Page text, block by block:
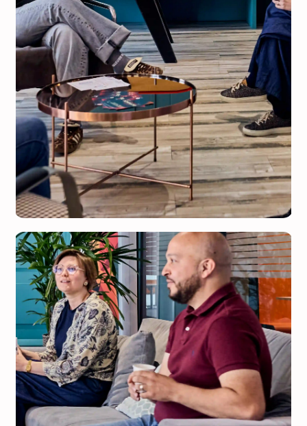
Pour les entrepreneurs désireux de
développer une jeune entreprise
innovante
En savoir plus
Accompagnement PME
Pour les entreprises existantes voulant
développer un produit / procédé /
service innovant